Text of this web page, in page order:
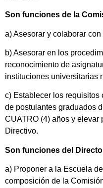
Son funciones de la
a) Asesorar y colaborar
b) Asesorar en los
reconocimiento de
instituciones universitarias
c) Establecer los requisitos
de postulantes graduados
CUATRO (4) años y
Directivo.
Son funciones del
a) Proponer a la Escuela
composición de la